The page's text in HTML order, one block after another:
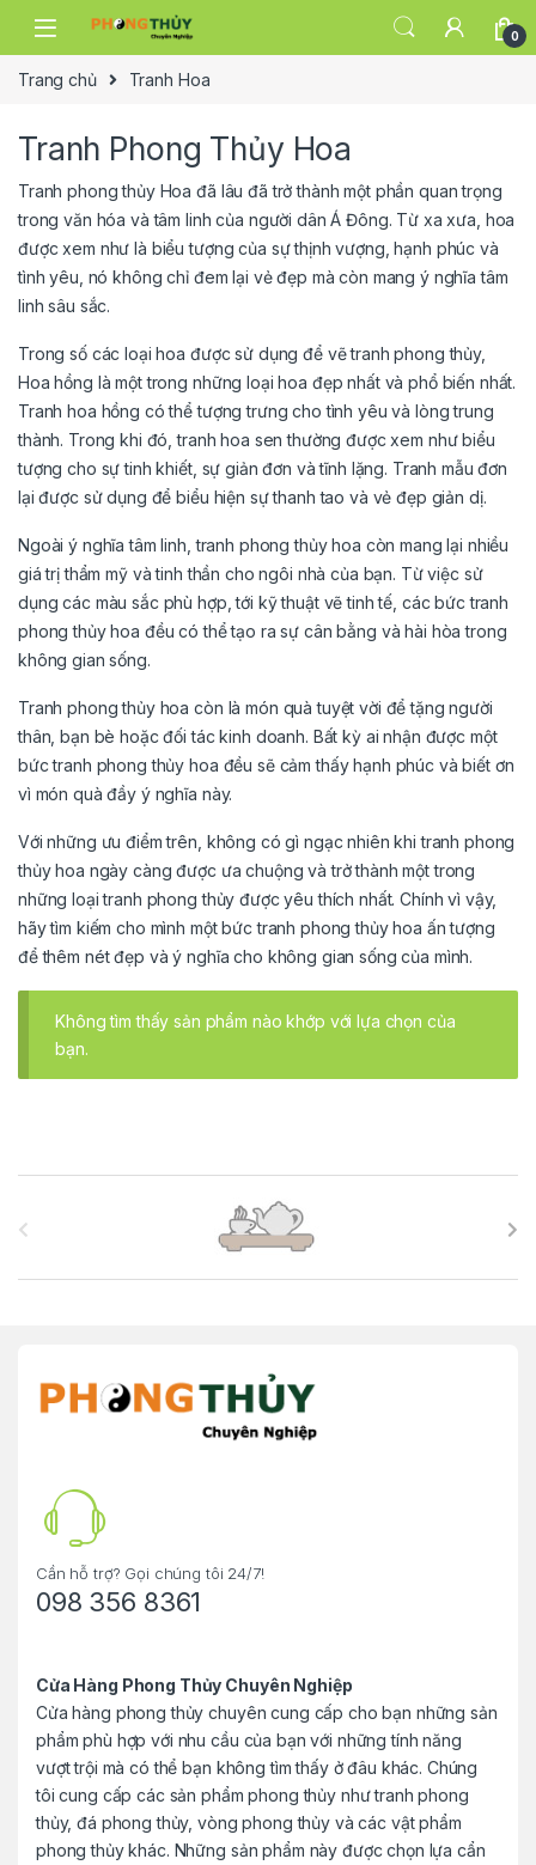
0
Trang chủ Tranh Hoa
Tranh Phong Thủy Hoa
Tranh phong thủy Hoa đã lâu đã trở thành một phần quan trọng
trong văn hóa và tâm linh của người dân Á Đông. Từ xa xưa, hoa
được xem như là biểu tượng của sự thịnh vượng, hạnh phúc và
tình yêu, nó không chỉ đem lại vẻ đẹp mà còn mang ý nghĩa tâm
linh sâu sắc.
Trong số các loại hoa được sử dụng để vẽ tranh phong thủy,
Hoa hồng là một trong những loại hoa đẹp nhất và phổ biến nhất.
Tranh hoa hồng có thể tượng trưng cho tình yêu và lòng trung
thành. Trong khi đó, tranh hoa sen thường được xem như biểu
tượng cho sự tinh khiết, sự giản đơn và tĩnh lặng. Tranh mẫu đơn
lại được sử dụng để biểu hiện sự thanh tao và vẻ đẹp giản dị.
Ngoài ý nghĩa tâm linh, tranh phong thủy hoa còn mang lại nhiều
giá trị thẩm mỹ và tinh thần cho ngôi nhà của bạn. Từ việc sử
dụng các màu sắc phù hợp, tới kỹ thuật vẽ tinh tế, các bức tranh
phong thủy hoa đều có thể tạo ra sự cân bằng và hài hòa trong
không gian sống.
Tranh phong thủy hoa còn là món quà tuyệt vời để tặng người
thân, bạn bè hoặc đối tác kinh doanh. Bất kỳ ai nhận được một
bức tranh phong thủy hoa đều sẽ cảm thấy hạnh phúc và biết ơn
vì món quà đầy ý nghĩa này.
Với những ưu điểm trên, không có gì ngạc nhiên khi tranh phong
thủy hoa ngày càng được ưa chuộng và trở thành một trong
những loại tranh phong thủy được yêu thích nhất. Chính vì vậy,
hãy tìm kiếm cho mình một bức tranh phong thủy hoa ấn tượng
để thêm nét đẹp và ý nghĩa cho không gian sống của mình.
Không tìm thấy sản phẩm nào khớp với lựa chọn của
bạn.
Cần hỗ trợ? Gọi chúng tôi 24/7!
098 356 8361
Cửa Hàng Phong Thủy Chuyên Nghiệp
Cửa hàng phong thủy chuyên cung cấp cho bạn những sản
phẩm phù hợp với nhu cầu của bạn với những tính năng
vượt trội mà có thể bạn không tìm thấy ở đâu khác. Chúng
tôi cung cấp các sản phẩm phong thủy như tranh phong
thủy, đá phong thủy, vòng phong thủy và các vật phẩm
phong thủy khác. Những sản phẩm này được chọn lựa cẩn